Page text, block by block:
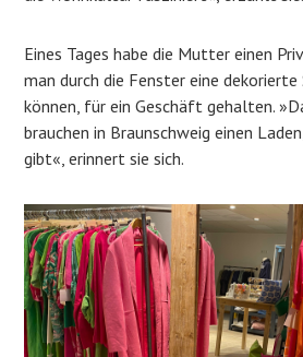
Eines Tages habe die Mutter einen
man durch die Fenster eine dekorierte
können, für ein Geschäft gehalten.
brauchen in Braunschweig einen
gibt«, erinnert sie sich.